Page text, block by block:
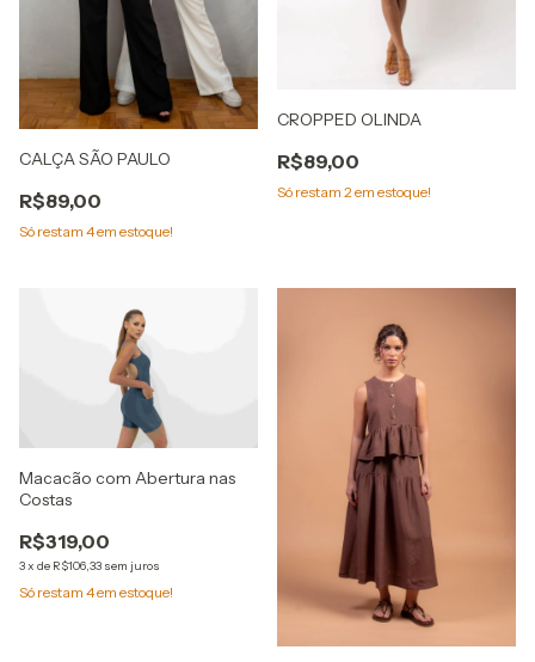
CALÇA SÃO PAULO
R$89,00
Só restam 4em estoque!
CROPPED OLINDA
R$89,00
Só restam 2 em estoque!
Macacão com Abertura nas
Costas
R$319,00
3x de R$106,33 sem juros
Só restam 4em estoque!